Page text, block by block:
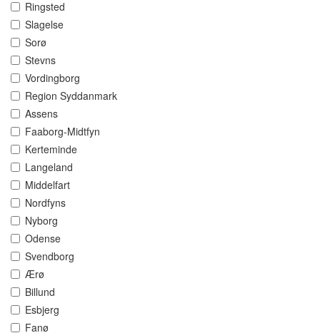
Ringsted
Slagelse
Sorø
Stevns
Vordingborg
Region Syddanmark
Assens
Faaborg-Midtfyn
Kerteminde
Langeland
Middelfart
Nordfyns
Nyborg
Odense
Svendborg
Ærø
Billund
Esbjerg
Fanø